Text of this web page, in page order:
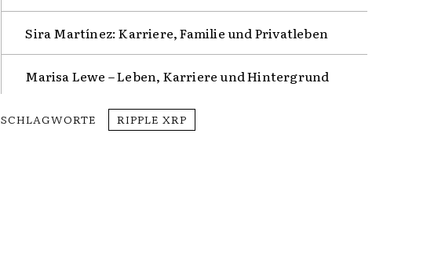
Sira Martínez: Karriere, Familie und Privatleben
Marisa Lewe – Leben, Karriere und Hintergrund
SCHLAGWORTE RIPPLE XRP